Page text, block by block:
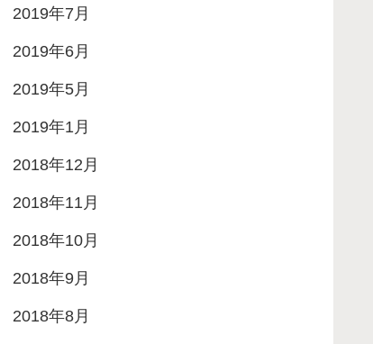
2019年7月
2019年6月
2019年5月
2019年1月
2018年12月
2018年11月
2018年10月
2018年9月
2018年8月